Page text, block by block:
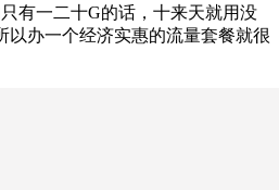
有一二十G的话，十来天就用没
以办一个经济实惠的流量套餐就很